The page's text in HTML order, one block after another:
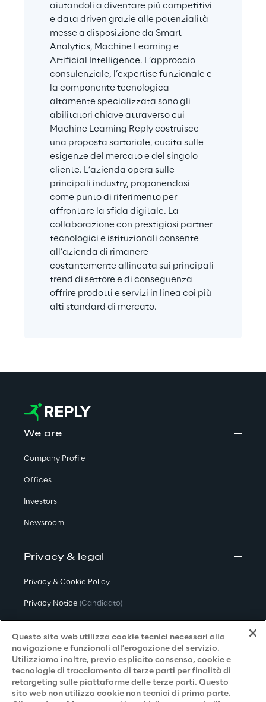
aiutandoli a diventare più competitivi
e data driven grazie alle potenzialità
messe a disposizione da Smart
Analytics, Machine Learning e
Artificial Intelligence. L’approccio
consulenziale, l’expertise funzionale e
la componente tecnologica
altamente specializzata sono gli
abilitatori chiave attraverso cui
Machine Learning Reply costruisce
una proposta sartoriale, cucita sulle
esigenze del mercato e del singolo
cliente. L’azienda opera sulle
principali industry, proponendosi
come punto di riferimento per
affrontare la sfida digitale. La
collaborazione con prestigiosi partner
tecnologici e istituzionali consente
all’azienda di rimanere
costantemente allineata sui principali
trend di settore e di conseguenza
offrire prodotti e servizi in linea coi più
alti standard di mercato.
We are
Company Profile
Offices
Investors
Newsroom
Privacy & legal
Privacy & Cookie Policy
Privacy Notice (Candidato)
Privacy Notice(Fornitore)
Privacy Notice (Marketing)
Accessibilità
Questo sito web utilizza cookie tecnici necessari alla
navigazione e funzionali all’erogazione del servizio.
Utilizziamo inoltre, previo esplicito consenso, cookie e
tecnologie di tracciamento di terze parti per finalità di
retargeting sulle piattaforme delle terze parti. Questo
sito web non utilizza cookie non tecnici di prima parte.